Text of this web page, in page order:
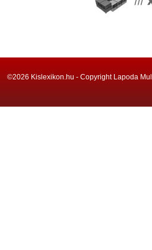
©2026 Kislexikon.hu - Copyright Lapoda